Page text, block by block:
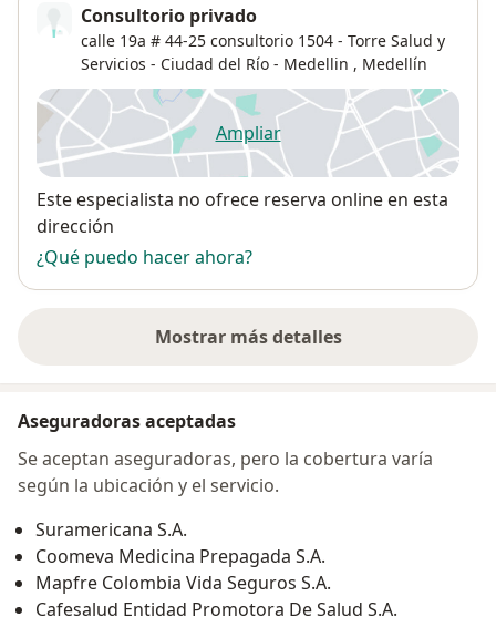
Consultorio privado
calle 19a # 44-25 consultorio 1504 - Torre Salud y
Servicios - Ciudad del Río - Medellin , Medellín
Ampliarse abre en una nueva
Disponibilidad
Este especialista no ofrece reserva online en esta
dirección
¿Qué puedo hacer ahora?
Mostrar más detalles
sobre la dirección
Aseguradoras aceptadas
Se aceptan aseguradoras, pero la cobertura varía
según la ubicación y el servicio.
Suramericana S.A.
Coomeva Medicina Prepagada S.A.
Mapfre Colombia Vida Seguros S.A.
Cafesalud Entidad Promotora De Salud S.A.